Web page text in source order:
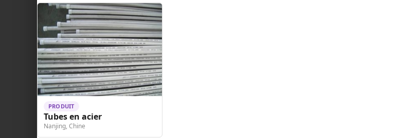
PRODUIT
Tubes en acier
Nanjing, Chine